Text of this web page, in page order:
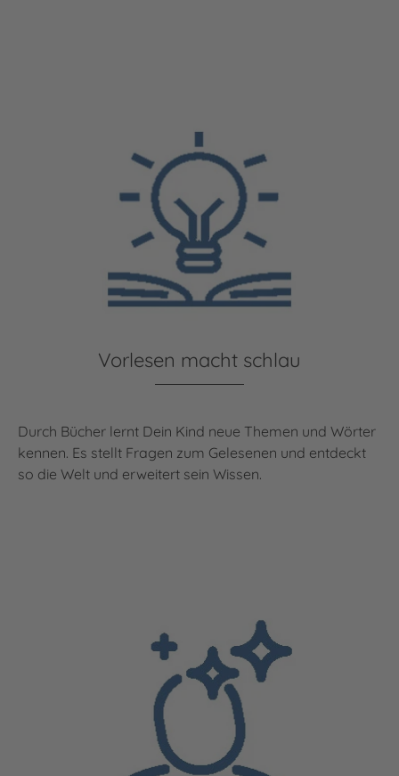
Vorlesen macht schlau
Durch Bücher lernt Dein Kind neue Themen und Wörter
kennen. Es stellt Fragen zum Gelesenen und entdeckt
so die Welt und erweitert sein Wissen.